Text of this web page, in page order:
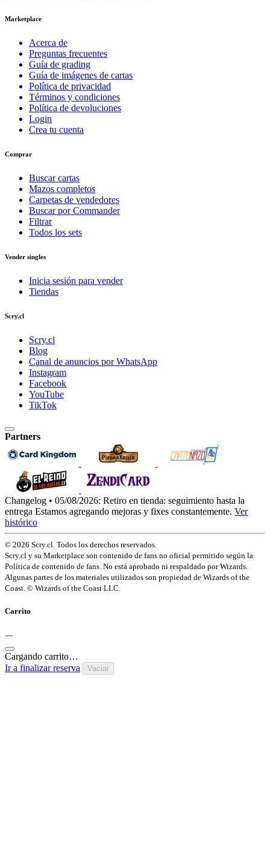
Marketplace
Acerca de
Preguntas frecuentes
Guía de grading
Guía de imágenes de cartas
Política de privacidad
Términos y condiciones
Política de devoluciones
Login
Crea tu cuenta
Comprar
Buscar cartas
Mazos completos
Carpetas de vendedores
Buscar por Commander
Filtrar
Todos los sets
Vender singles
Inicia sesión para vender
Tiendas
Scry.cl
Scry.cl
Blog
Canal de anuncios por WhatsApp
Instagram
Facebook
YouTube
TikTok
Partners
Changelog • 05/08/2026: Retiro en tienda: seguimiento hasta la
entrega Estamos agregando mejoras y fixes constantemente. Ver
histórico
© 2026 Scry.cl. Todos los derechos reservados.
Scry.cl y su Marketplace son contenido de fans no oficial permitido según la
Política de contenido de fans. No está aprobado ni respaldado por Wizards.
Algunas partes de los materiales utilizados son propiedad de Wizards of the
Coast. © Wizards of the Coast LLC.
Carrito
—
Cargando carrito…
Ir a finalizar reserva
Vaciar